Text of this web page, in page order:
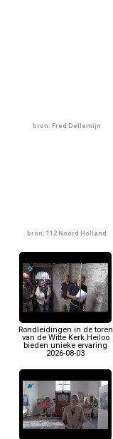
bron: Fred Dellemijn
bron: 112 Noord Holland
Rondleidingen in de toren
van de Witte Kerk Heiloo
bieden unieke ervaring
2026-08-03